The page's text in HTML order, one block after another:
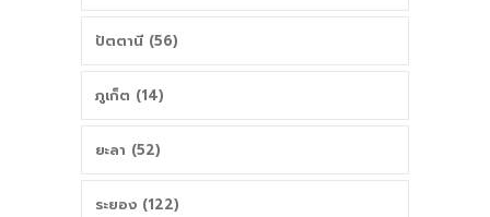
ปัตตานี (56)
ภูเก็ต (14)
ยะลา (52)
ระยอง (122)